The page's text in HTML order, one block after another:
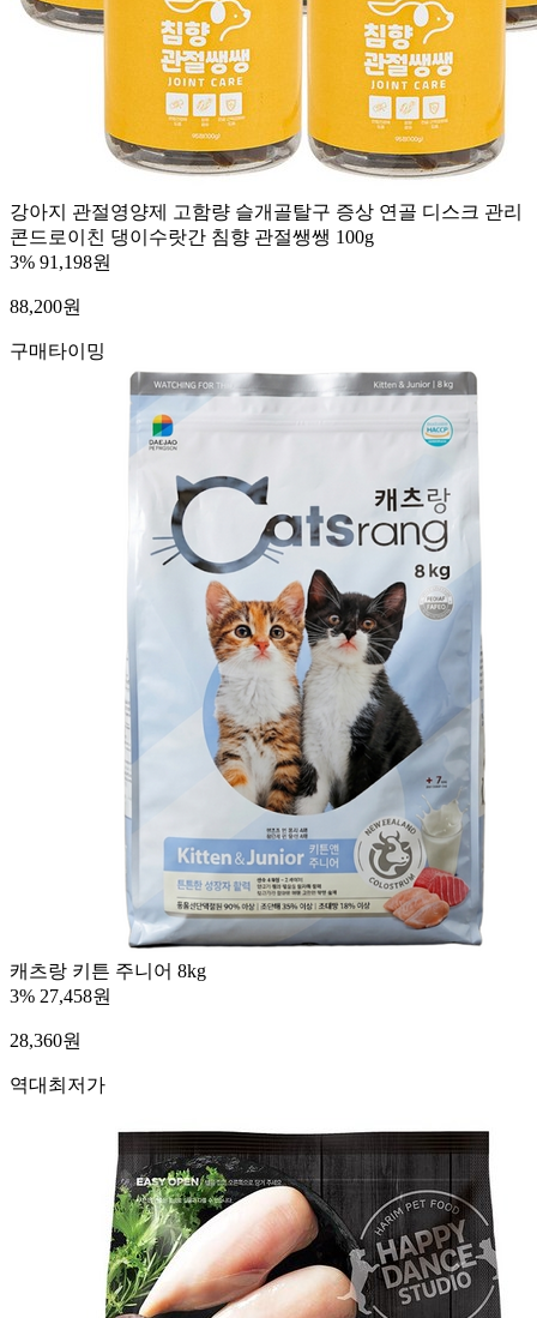
강아지 관절영양제 고함량 슬개골탈구 증상 연골 디스크 관리
콘드로이친 댕이수랏간 침향 관절쌩쌩 100g
3% 91,198원
88,200원
구매타이밍
캐츠랑 키튼 주니어 8kg
3% 27,458원
28,360원
역대최저가